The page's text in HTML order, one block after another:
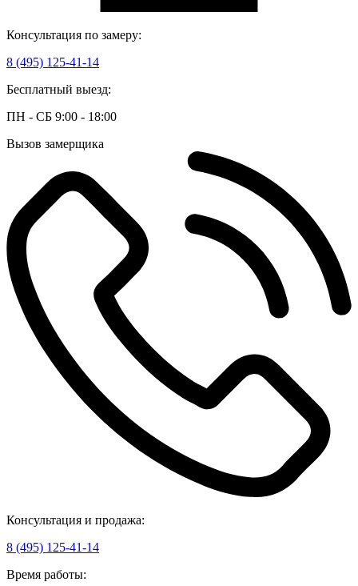
Консультация по замеру:
8 (495) 125-41-14
Бесплатный выезд:
ПН - СБ 9:00 - 18:00
Вызов замерщика
Консультация и продажа:
8 (495) 125-41-14
Время работы: